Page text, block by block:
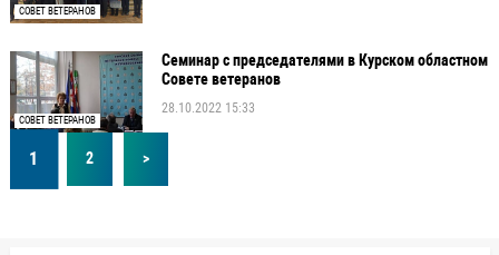
СОВЕТ ВЕТЕРАНОВ
СОВЕТ ВЕТЕРАНОВ
Семинар с председателями в Курском областном
Совете ветеранов
28.10.2022 15:33
1 2 >